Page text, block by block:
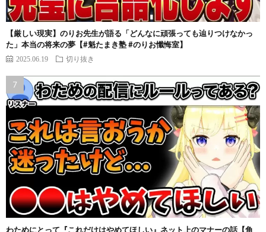
【厳しい現実】のりお先生が語る「どんなに頑張っても辿りつけなかっ
た」本当の将来の夢【#魁たまき塾 #のりお懺悔室】
2025.06.19 切り抜き
わためにとって『これだけはやめてほしい』ネット上のマナーの話【角